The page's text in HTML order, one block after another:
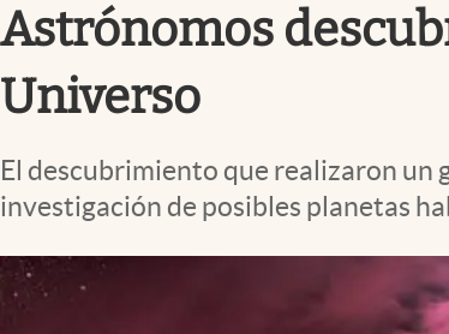
Vida y estilo
Espiritualidad
abre en nueva pestaña
Astrónomos
Universo
El descubrimiento que realizaron un
investigación de posibles planetas